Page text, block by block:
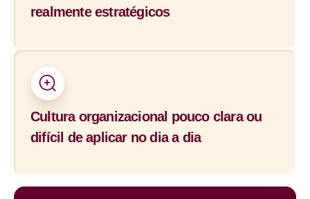
realmente estratégicos
Cultura organizacional pouco clara ou
difícil de aplicar no dia a dia